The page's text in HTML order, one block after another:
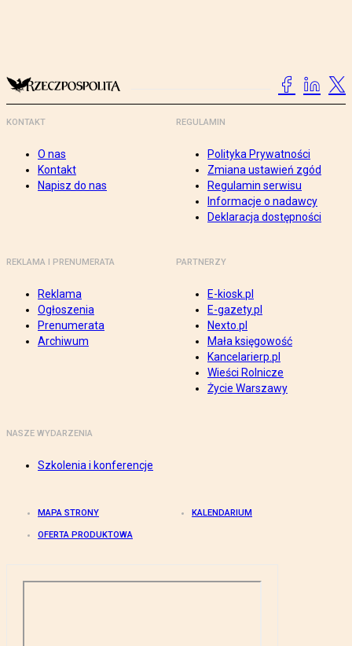
KONTAKT
O nas
Kontakt
Napisz do nas
REGULAMIN
Polityka Prywatności
Zmiana ustawień zgód
Regulamin serwisu
Informacje o nadawcy
Deklaracja dostępności
REKLAMA I PRENUMERATA
Reklama
Ogłoszenia
Prenumerata
Archiwum
PARTNERZY
E-kiosk.pl
E-gazety.pl
Nexto.pl
Mała księgowość
Kancelarierp.pl
Wieści Rolnicze
Życie Warszawy
NASZE WYDARZENIA
Szkolenia i konferencje
MAPA STRONY KALENDARIUM
OFERTA PRODUKTOWA